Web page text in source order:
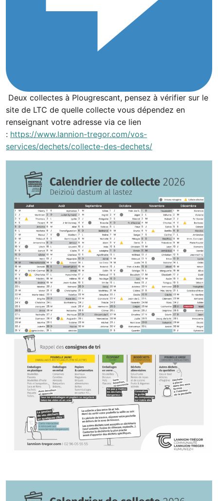
Deux collectes à Plougrescant, pensez à vérifier sur le
site de LTC de quelle collecte vous dépendez en
renseignant votre adresse via ce lien
: https://www.lannion-tregor.com/vos-
services/dechets/collecte-des-dechets/